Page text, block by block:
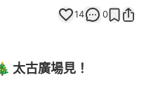
14 0
太古廣場見！